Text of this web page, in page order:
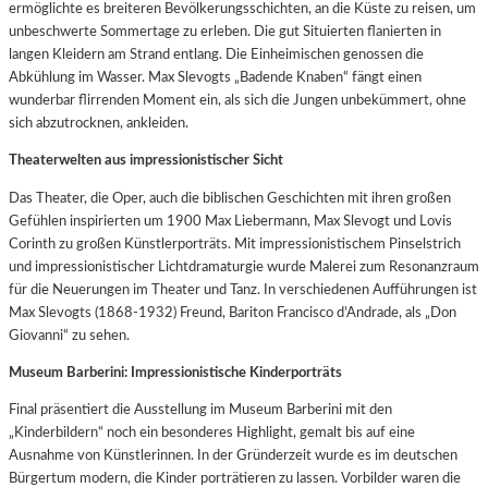
ermöglichte es breiteren Bevölkerungsschichten, an die Küste zu reisen, um
unbeschwerte Sommertage zu erleben. Die gut Situierten flanierten in
langen Kleidern am Strand entlang. Die Einheimischen genossen die
Abkühlung im Wasser. Max Slevogts „Badende Knaben“ fängt einen
wunderbar flirrenden Moment ein, als sich die Jungen unbekümmert, ohne
sich abzutrocknen, ankleiden.
Theaterwelten aus impressionistischer Sicht
Das Theater, die Oper, auch die biblischen Geschichten mit ihren großen
Gefühlen inspirierten um 1900 Max Liebermann, Max Slevogt und Lovis
Corinth zu großen Künstlerporträts. Mit impressionistischem Pinselstrich
und impressionistischer Lichtdramaturgie wurde Malerei zum Resonanzraum
für die Neuerungen im Theater und Tanz. In verschiedenen Aufführungen ist
Max Slevogts (1868-1932) Freund, Bariton Francisco d’Andrade, als „Don
Giovanni“ zu sehen.
Museum Barberini: Impressionistische Kinderporträts
Final präsentiert die Ausstellung im Museum Barberini mit den
„Kinderbildern“ noch ein besonderes Highlight, gemalt bis auf eine
Ausnahme von Künstlerinnen. In der Gründerzeit wurde es im deutschen
Bürgertum modern, die Kinder porträtieren zu lassen. Vorbilder waren die